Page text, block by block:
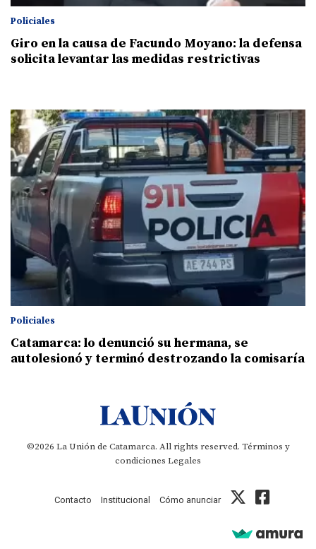
Policiales
Giro en la causa de Facundo Moyano: la defensa
solicita levantar las medidas restrictivas
Policiales
Catamarca: lo denunció su hermana, se
autolesionó y terminó destrozando la comisaría
©2026 La Unión de Catamarca. All rights reserved. Términos y
condiciones Legales
Contacto Institucional Cómo anunciar